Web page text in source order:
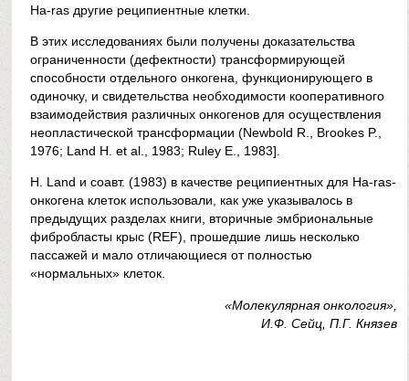
Ha-ras другие реципиентные клетки.
В этих исследованиях были получены доказательства
ограниченности (дефектности) трансформирующей
способности отдельного онкогена, функционирующего в
одиночку, и свидетельства необходимости кооперативного
взаимодействия различных онкогенов для осуществления
неопластической трансформации (Newbold R., Brookes P.,
1976; Land H. et al., 1983; Ruley E., 1983].
H. Land и соавт. (1983) в качестве реципиентных для Ha-ras-
онкогена клеток использовали, как уже указывалось в
предыдущих разделах книги, вторичные эмбриональные
фибробласты крыс (REF), прошедшие лишь несколько
пассажей и мало отличающиеся от полностью
«нормальных» клеток.
«Молекулярная онкология»,
И.Ф. Сейц, П.Г. Князев